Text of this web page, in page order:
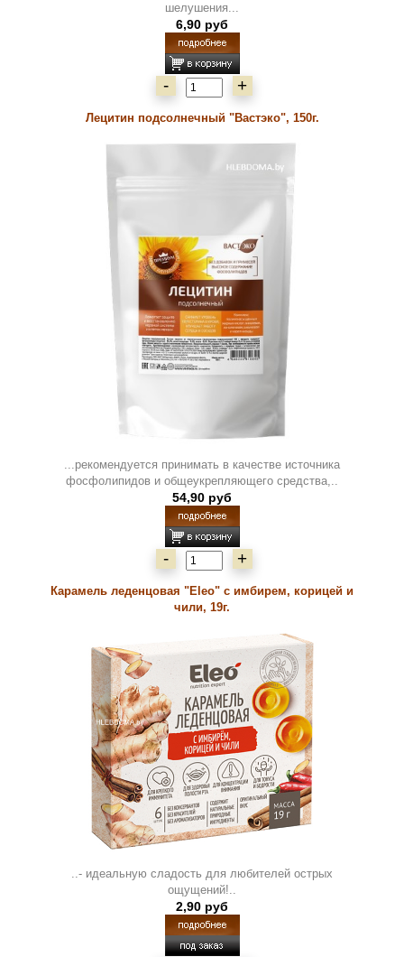
шелушения...
6,90 руб
- +
Лецитин подсолнечный "Вастэко", 150г.
...рекомендуется принимать в качестве источника
фосфолипидов и общеукрепляющего средства,..
54,90 руб
- +
Карамель леденцовая "Eleo" с имбирем, корицей и
чили, 19г.
..- идеальную сладость для любителей острых
ощущений!..
2,90 руб